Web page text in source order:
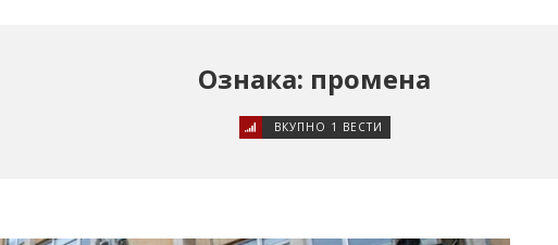
Ознака: промена
ВКУПНО 1 ВЕСТИ